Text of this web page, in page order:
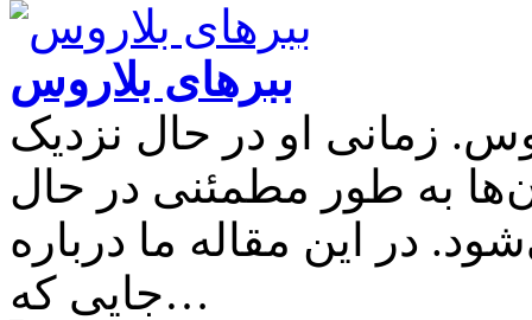
ببرهای بلاروس
زمانی او در حال نزدیک
به طور مطمئنی در حال
در این مقاله ما درباره
جایی که…